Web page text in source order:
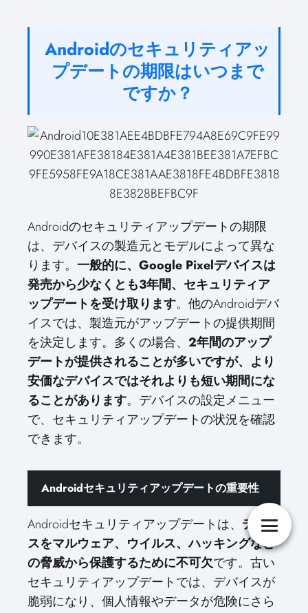
Androidのセキュリティアッ
プデートの期限はいつまで
ですか？
Androidのセキュリティアップデートの期限
は、デバイスの製造元とモデルによって異な
ります。 一般的に、Google Pixelデバイスは
発売から少なくとも3年間、セキュリティア
ップデートを受け取ります。他のAndroidデバ
イスでは、製造元がアップデートの提供期間
を決定します。多くの場合、 2年間のアップ
デートが提供されることが多いですが、より
安価なデバイスではそれよりも短い期間にな
ることがあります。デバイスの設定メニュー
で、セキュリティアップデートの状況を確認
できます。
Androidセキュリティアップデートの重要性
Androidセキュリティアップデートは、 デバイ
スをマルウェア、ウイルス、ハッキングなど
の脅威から保護するために不可欠です。古い
セキュリティアップデートでは、デバイスが
脆弱になり、個人情報やデータが危険にさら